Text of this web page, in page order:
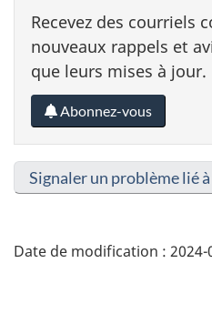
Recevez des courriels
nouveaux rappels et
que leurs mises à jour.
Abonnez-vous
Signaler un problème lié
Date de modification : 2024-